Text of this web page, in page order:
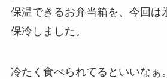
保温できるお弁当箱を、今回は
保冷しました。
冷たく食べられてるといいなぁ。